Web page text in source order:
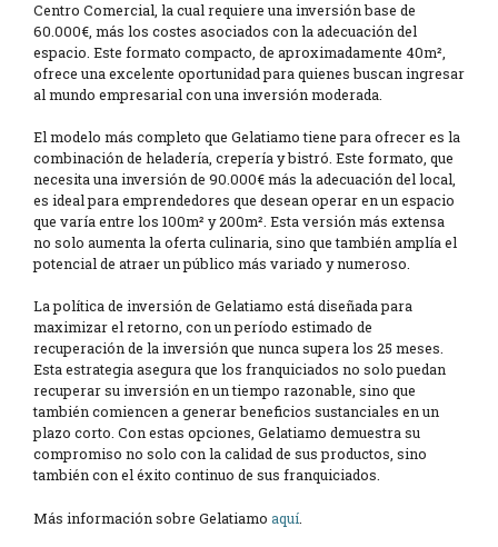
Centro Comercial, la cual requiere una inversión base de
60.000€, más los costes asociados con la adecuación del
espacio. Este formato compacto, de aproximadamente 40m²,
ofrece una excelente oportunidad para quienes buscan ingresar
al mundo empresarial con una inversión moderada.
El modelo más completo que Gelatiamo tiene para ofrecer es la
combinación de heladería, crepería y bistró. Este formato, que
necesita una inversión de 90.000€ más la adecuación del local,
es ideal para emprendedores que desean operar en un espacio
que varía entre los 100m² y 200m². Esta versión más extensa
no solo aumenta la oferta culinaria, sino que también amplía el
potencial de atraer un público más variado y numeroso.
La política de inversión de Gelatiamo está diseñada para
maximizar el retorno, con un período estimado de
recuperación de la inversión que nunca supera los 25 meses.
Esta estrategia asegura que los franquiciados no solo puedan
recuperar su inversión en un tiempo razonable, sino que
también comiencen a generar beneficios sustanciales en un
plazo corto. Con estas opciones, Gelatiamo demuestra su
compromiso no solo con la calidad de sus productos, sino
también con el éxito continuo de sus franquiciados.
Más información sobre Gelatiamo aquí